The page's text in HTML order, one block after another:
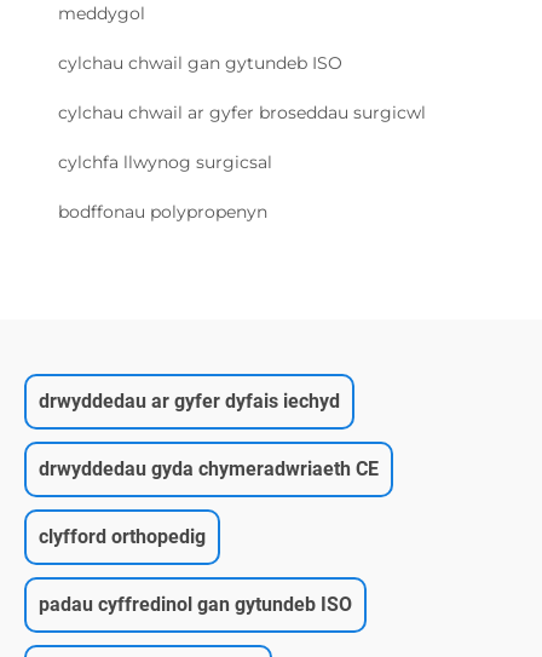
meddygol
cylchau chwail gan gytundeb ISO
cylchau chwail ar gyfer broseddau surgicwl
cylchfa llwynog surgicsal
bodffonau polypropenyn
drwyddedau ar gyfer dyfais iechyd
drwyddedau gyda chymeradwriaeth CE
clyfford orthopedig
padau cyffredinol gan gytundeb ISO